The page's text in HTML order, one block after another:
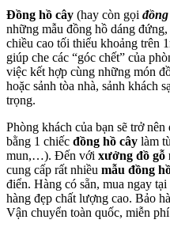
Đồng hồ cây (hay còn gọi
những mẫu đồng hồ dáng
chiều cao tối thiểu khoảng trên
giúp che các “góc chết” của
việc kết hợp cùng những món
hoặc sảnh tòa nhà, sảnh khách
trọng.
Phòng khách của bạn sẽ trở
bằng 1 chiếc đồng hồ cây làm
mun,…). Đến với xưởng đồ gỗ
cung cấp rất nhiều mẫu đồng
điển. Hàng có sẵn, mua ngay
hàng đẹp chất lượng cao. Bảo
Vận chuyển toàn quốc, miễn